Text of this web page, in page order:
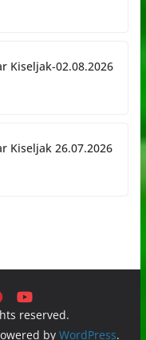
Kiseljak-02.08.2026
Kiseljak 26.07.2026
reserved.
by WordPress.